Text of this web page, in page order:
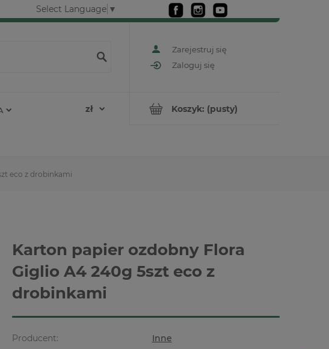
Select Language ▼
Zarejestruj się
Zaloguj się
Koszyk: (pusty)
eco z drobinkami
Karton papier ozdobny Flora
Giglio A4 240g 5szt eco z
drobinkami
Producent:
Inne